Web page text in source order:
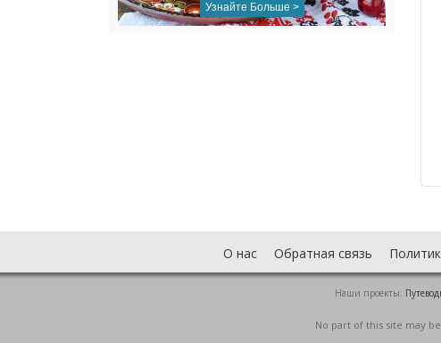
Узнайте Больше >
О нас Обратная связь
Наши проекты:
No part of this site may